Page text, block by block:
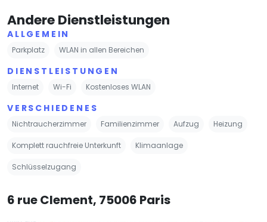
Andere Dienstleistungen
ALLGEMEIN
Parkplatz WLAN in allen Bereichen
DIENSTLEISTUNGEN
Internet Wi-Fi Kostenloses WLAN
VERSCHIEDENES
Nichtraucherzimmer Familienzimmer Aufzug Heizung
Komplett rauchfreie Unterkunft Klimaanlage
Schlüsselzugang
6 rue Clement, 75006 Paris